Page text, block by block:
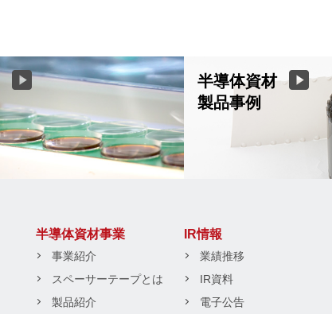
半導体資材
製品事例
半導体資材事業
事業紹介
スペーサーテープとは
製品紹介
IR情報
業績推移
IR資料
電子公告